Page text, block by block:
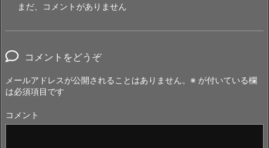
まだ、コメントがありません
コメントをどうぞ
メールアドレスが公開されることはありません。 ※ が付いている欄
は必須項目です
コメント